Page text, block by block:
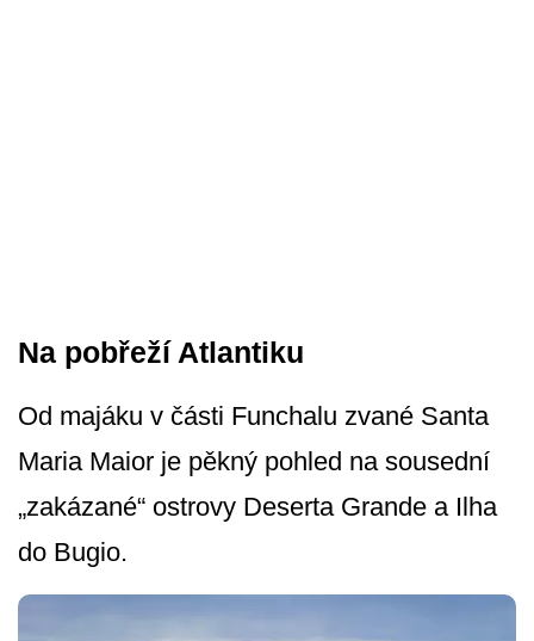
Na pobřeží Atlantiku
Od majáku v části Funchalu zvané Santa
Maria Maior je pěkný pohled na sousední
„zakázané“ ostrovy Deserta Grande a Ilha
do Bugio.